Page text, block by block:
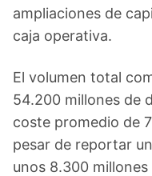
ampliaciones de
caja operativa.
El volumen total
54.200 millones de
coste promedio de
pesar de reportar
unos 8.300